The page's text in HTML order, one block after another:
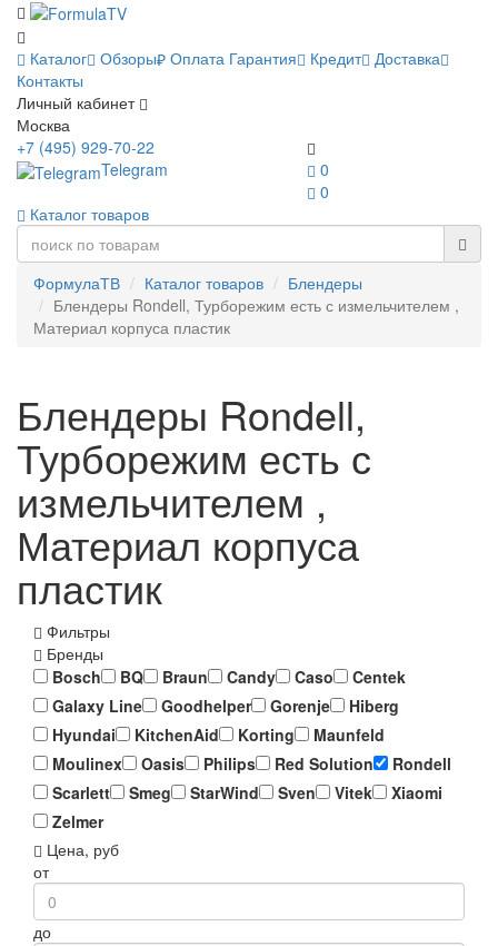
Каталог Обзоры Оплата Гарантия Кредит Доставка
Контакты
Личный кабинет
Москва
0
0
+7 (495) 929-70-22
Telegram
Каталог товаров
ФормулаТВ Каталог товаров
Блендеры
Блендеры Rondell, Турборежим есть с измельчителем ,
Материал корпуса пластик
Блендеры Rondell,
Турборежим есть с
измельчителем ,
Материал корпуса
пластик
Фильтры
Бренды
Bosch
BQ Braun Candy Caso
Centek
Galaxy Line
Goodhelper Gorenje
Hiberg
Hyundai
KitchenAid Korting
Maunfeld
Moulinex
Oasis Philips Red Solution
Rondell
Scarlett
Smeg StarWind Sven Vitek
Xiaomi
Zelmer
Цена, руб
от
до